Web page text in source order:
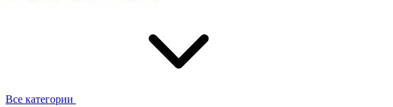
Все категории